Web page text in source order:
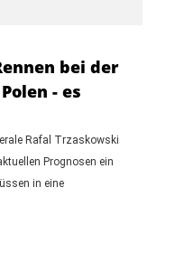
bei der
- es
Rafal Trzaskowski
Prognosen ein
in eine